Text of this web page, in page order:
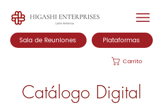
Sala de Reuniones Plataformas
Carrito
Catálogo Digital